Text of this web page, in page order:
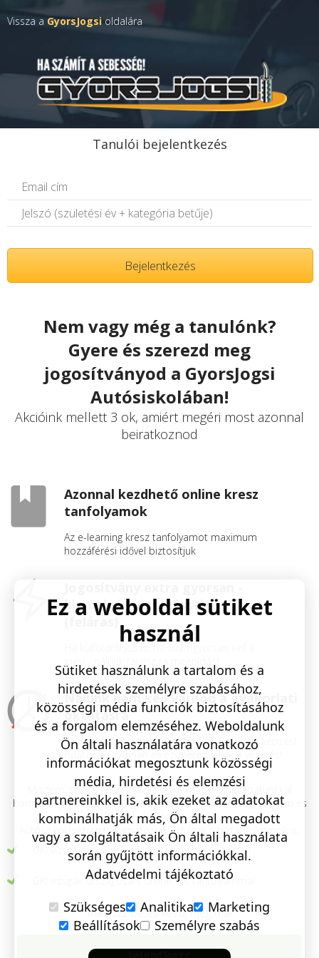
Vissza aGyorsJogsioldalára
Tanulói bejelentkezés
Bejelentkezés
Nem vagy még a tanulónk?
Gyere és szerezd meg
jogosítványod a GyorsJogsi
Autósiskolában!
Akcióink mellett 3 ok, amiért megéri most azonnal
beiratkoznod
Azonnal kezdhető online kresz
tanfolyamok
Az e-learning kresz tanfolyamot maximum
hozzáférési idővel biztosítjuk
kiemelt ügyintézéssel
Nálunk nem kell várnod a gyakorlati
oktatásra
Tapasztalt és türelmes oktatóink minőségi képzést
nyújtanak, gyorsan elkezdheted velük a vezetést
Modern, széles gépparkunkkal, kiváló oktatócsapatunkkal
bármelyik jogosítvány kategóriát megszerezheted egyszerűen és
gyorsan.
Autósiskolánkban folyamatosan indulnak szaktanfolyamok is:
GKI vizsga nélkül és vizsgával - továbbképzésnél
GKI vizsgák országosan, online GKI tanfolyammal
Iratkozz be és kezdj még ma!
Ez a weboldal sütiket
használ
Sütiket használunk a tartalom és a
hirdetések személyre szabásához,
közösségi média funkciók biztosításához
és a forgalom elemzéséhez. Weboldalunk
Ön általi használatára vonatkozó
információkat megosztunk közösségi
média, hirdetési és elemzési
partnereinkkel is, akik ezeket az adatokat
kombinálhatják más, Ön által megadott
vagy a szolgáltatásaik Ön általi használata
során gyűjtött információkkal.
Adatvédelmi tájékoztató
Szükséges
Analitika
Marketing
Beállítások
Személyre szabás